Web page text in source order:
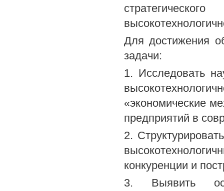
Для достижения
задачи:
1. Исследовать
«экономические
предприятий в
2.
конкуренции и
3. Выявить